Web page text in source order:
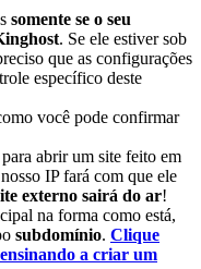
somente se o seu
. Se ele estiver sob
que as configurações
específico deste
você pode confirmar
abrir um site feito em
IP fará com que ele
externo sairá do ar!
na forma como está,
subdomínio. Clique
ensinando a criar um